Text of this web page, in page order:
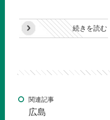
続きを読む
関連記事
広島